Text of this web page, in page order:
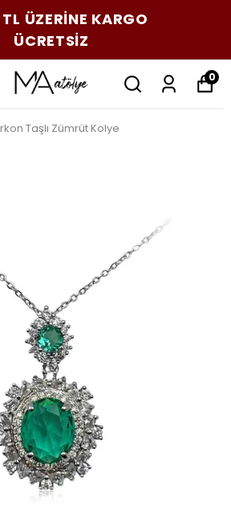
ÜZERİNE KARGO
ÜCRETSİZ
0
Taşlı Zümrüt Kolye